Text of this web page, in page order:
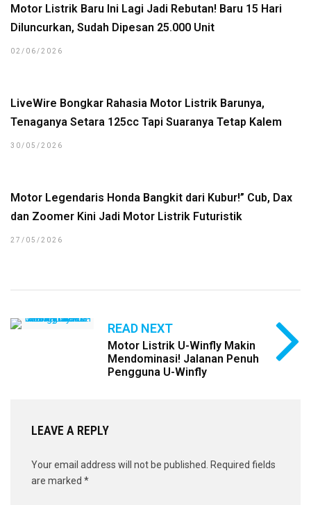
Motor Listrik Baru Ini Lagi Jadi Rebutan! Baru 15 Hari
Diluncurkan, Sudah Dipesan 25.000 Unit
02/06/2026
LiveWire Bongkar Rahasia Motor Listrik Barunya,
Tenaganya Setara 125cc Tapi Suaranya Tetap Kalem
30/05/2026
Motor Legendaris Honda Bangkit dari Kubur!” Cub, Dax
dan Zoomer Kini Jadi Motor Listrik Futuristik
27/05/2026
READ NEXT
Motor Listrik U-Winfly Makin
Mendominasi! Jalanan Penuh
Pengguna U-Winfly
LEAVE A REPLY
Your email address will not be published.
Required fields
are marked *